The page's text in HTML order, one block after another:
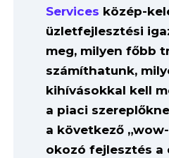
Services közép-
üzletfejlesztési
meg, milyen főbb
számíthatunk,
kihívásokkal kell
a piaci
a következő
okozó fejlesztés a